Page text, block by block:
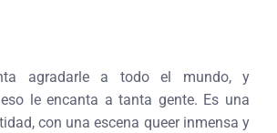
agradarle a todo el mundo, y
le encanta a tanta gente. Es una
con una escena queer inmensa y